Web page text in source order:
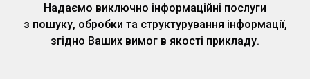
Надаємо виключно інформаційні послуги
з пошуку, обробки та структурування інформації,
згідно Ваших вимог в якості прикладу.